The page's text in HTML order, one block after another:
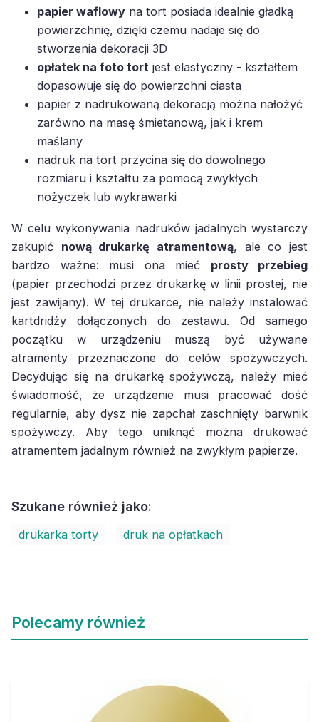
papier waflowy na tort posiada idealnie gładką
powierzchnię, dzięki czemu nadaje się do
stworzenia dekoracji 3D
opłatek na foto tort jest elastyczny - kształtem
dopasowuje się do powierzchni ciasta
papier z nadrukowaną dekoracją można nałożyć
zarówno na masę śmietanową, jak i krem
maślany
nadruk na tort przycina się do dowolnego
rozmiaru i kształtu za pomocą zwykłych
nożyczek lub wykrawarki
W celu wykonywania nadruków jadalnych wystarczy
zakupić nową drukarkę atramentową, ale co jest
bardzo ważne: musi ona mieć prosty przebieg
(papier przechodzi przez drukarkę w linii prostej, nie
jest zawijany). W tej drukarce, nie należy instalować
kartdridży dołączonych do zestawu. Od samego
początku w urządzeniu muszą być używane
atramenty przeznaczone do celów spożywczych.
Decydując się na drukarkę spożywczą, należy mieć
świadomość, że urządzenie musi pracować dość
regularnie, aby dysz nie zapchał zaschnięty barwnik
spożywczy. Aby tego uniknąć można drukować
atramentem jadalnym również na zwykłym papierze.
Szukane również jako:
drukarka torty druk na opłatkach
Polecamy również